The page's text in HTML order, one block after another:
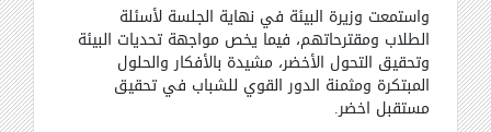
واستمعت وزيرة البيئة في نهاية الجلسة لأسئلة
الطلاب ومقترحاتهم، فيما يخص مواجهة تحديات البيئة
وتحقيق التحول الأخضر، مشيدة بالأفكار والحلول
المبتكرة ومثمنة الدور القوي للشباب في تحقيق
مستقبل اخضر.